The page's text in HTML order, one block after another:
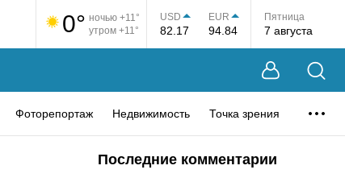
0° ночью +11°
утром +11°
USD
82.17
EUR
94.84
Пятница
7 августа
Фоторепортаж Недвижимость Точка зрения
Последние комментарии